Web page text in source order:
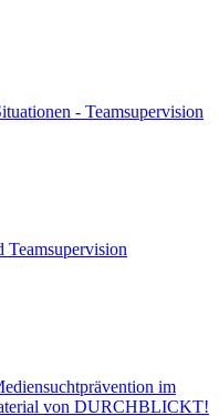
- Teamsupervision
Teamsupervision
im
von DURCHBLICKT!